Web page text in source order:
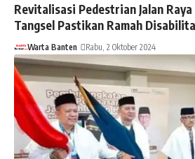
Revitalisasi Pedestrian Jalan
Tangsel Pastikan Ramah
Warta Banten Rabu, 2 Oktober 2024